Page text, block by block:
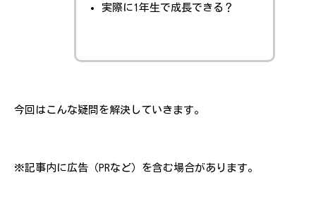
実際に1年生で成長できる？
今回はこんな疑問を解決していきます。
※記事内に広告（PRなど）を含む場合があります。